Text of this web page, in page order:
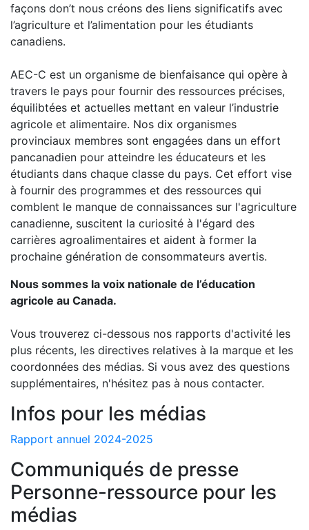
façons don’t nous créons des liens significatifs avec
l’agriculture et l’alimentation pour les étudiants
canadiens.
AEC-C est un organisme de bienfaisance qui opère à
travers le pays pour fournir des ressources précises,
équilibtées et actuelles mettant en valeur l’industrie
agricole et alimentaire. Nos dix organismes
provinciaux membres sont engagées dans un effort
pancanadien pour atteindre les éducateurs et les
étudiants dans chaque classe du pays. Cet effort vise
à fournir des programmes et des ressources qui
comblent le manque de connaissances sur l'agriculture
canadienne, suscitent la curiosité à l'égard des
carrières agroalimentaires et aident à former la
prochaine génération de consommateurs avertis.
Nous sommes la voix nationale de l’éducation
agricole au Canada.
Vous trouverez ci-dessous nos rapports d'activité les
plus récents, les directives relatives à la marque et les
coordonnées des médias. Si vous avez des questions
supplémentaires, n'hésitez pas à nous contacter.
Infos pour les médias
Rapport annuel 2024-2025
Communiqués de presse
Personne-ressource pour les
médias